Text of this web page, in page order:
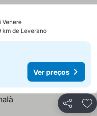
VenereVer preços
km de Leverano
Ver preços
Partilhar